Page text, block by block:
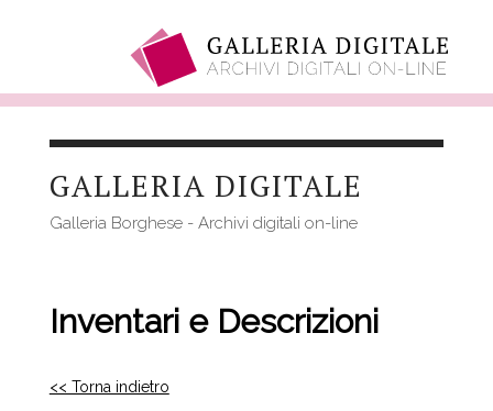
contenutoGALLERIA DIGITALE
Galleria Borghese - Archivi digitali on-line
Inventari e Descrizioni
<< Torna indietro